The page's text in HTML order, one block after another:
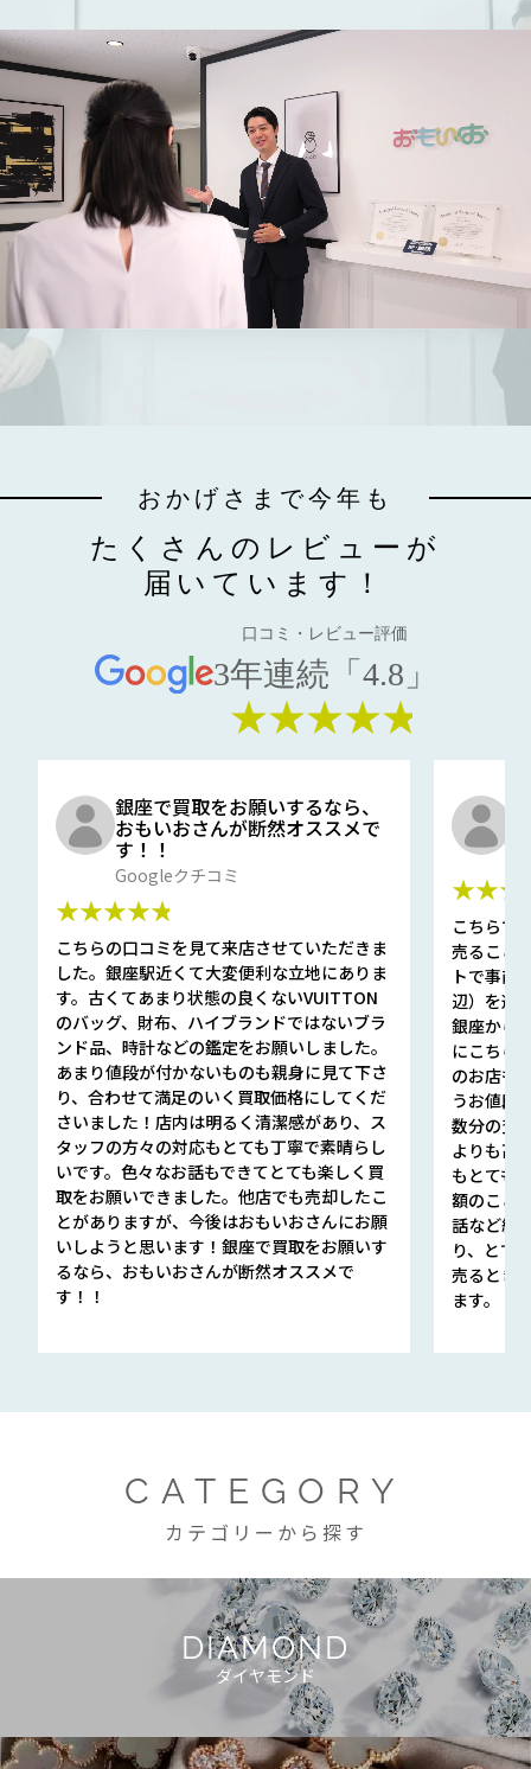
おかげさまで今年も
たくさんのレビューが
届いています！
口コミ・レビュー評価
3年連続「4.8」
★★★★★
銀座で買取をお願いするなら、
おもいおさんが断然オススメで
す！！
Googleクチコミ
★★★★★
こちらの口コミを見て来店させていただきま
した。銀座駅近くて大変便利な立地にありま
す。古くてあまり状態の良くないVUITTON
のバッグ、財布、ハイブランドではないブラ
ンド品、時計などの鑑定をお願いしました。
あまり値段が付かないものも親身に見て下さ
り、合わせて満足のいく買取価格にしてくだ
さいました！店内は明るく清潔感があり、ス
タッフの方々の対応もとても丁寧で素晴らし
いです。色々なお話もできてとても楽しく買
取をお願いできました。他店でも売却したこ
とがありますが、今後はおもいおさんにお願
いしようと思います！銀座で買取をお願いす
るなら、おもいおさんが断然オススメで
す！！
こちらで
売ること
トで事前
辺）を選
銀座から
にこちら
のお店も
うお値段
数分の査
よりも高
もとても
額のこと
話など細
り、とて
売るとき
ます。
CATEGORY
カテゴリーから探す
DIAMOND
ダイヤモンド